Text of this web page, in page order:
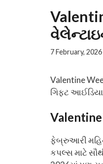
7 February, 2026
Valentine
ગિફ્ટ આઈડિયા
ફેબ્રુઆરી
કપલ્સ માટે